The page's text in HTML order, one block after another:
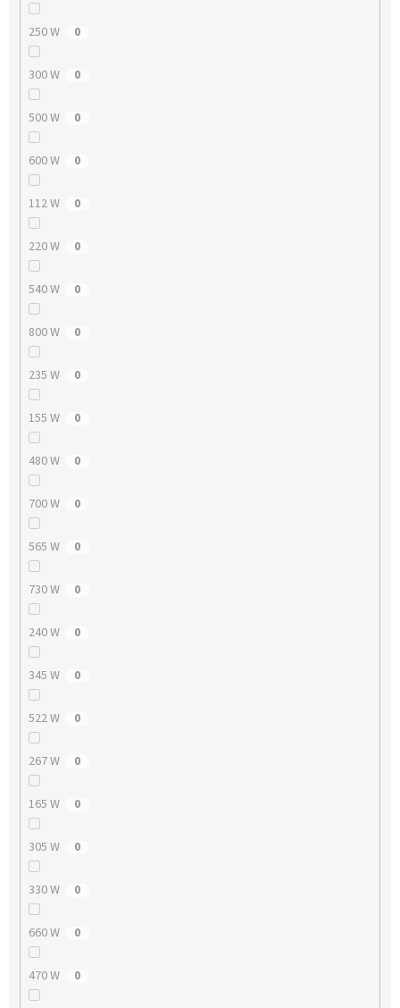
250 W 0
300 W 0
500 W 0
600 W 0
112 W 0
220 W 0
540 W 0
800 W 0
235 W 0
155 W 0
480 W 0
700 W 0
565 W 0
730 W 0
240 W 0
345 W 0
522 W 0
267 W 0
165 W 0
305 W 0
330 W 0
660 W 0
470 W 0